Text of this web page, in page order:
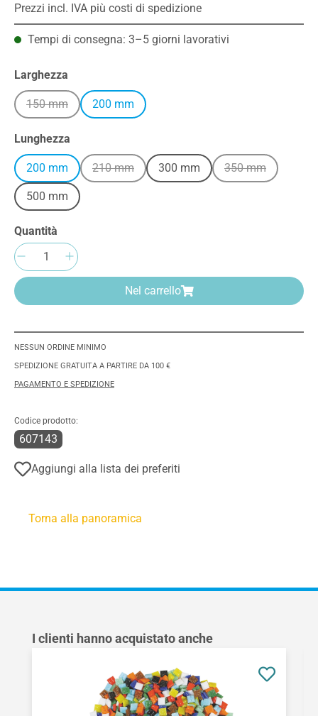
Prezzi incl. IVA più costi di spedizione
Tempi di consegna: 3–5 giorni lavorativi
Seleziona
Larghezza
150 mm(Questa opzione non è al momento disponibile.)
200 mm
Seleziona
Lunghezza
200 mm 210 mm(Questa opzione non è al momento
300 mm 350 mm
(Questa
500 mm
Quantità
Quantità del prodotto: inserisci la quantità
Nel carrello
NESSUN ORDINE MINIMO
SPEDIZIONE GRATUITA A PARTIRE DA 100 €
PAGAMENTO E SPEDIZIONE
Codice prodotto:
607143
Aggiungi alla lista dei preferiti
Torna alla panoramica
Salta la galleria dei prodotti
I clienti hanno acquistato anche